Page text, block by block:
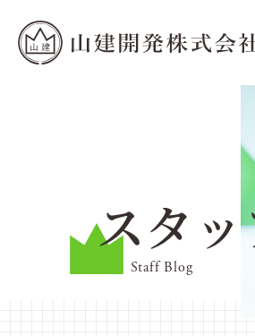
スタ
Staff Blog